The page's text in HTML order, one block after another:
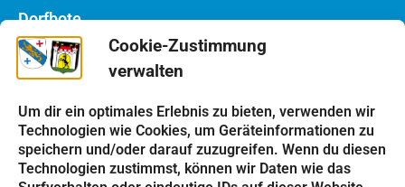
Cookie-Zustimmung
verwalten
Um dir ein optimales Erlebnis zu bieten, verwenden wir
Technologien wie Cookies, um Geräteinformationen zu
speichern und/oder darauf zuzugreifen. Wenn du diesen
Technologien zustimmst, können wir Daten wie das
Dorfbote
Rathaus
Notdienste
Bauhof
Einrichtungen